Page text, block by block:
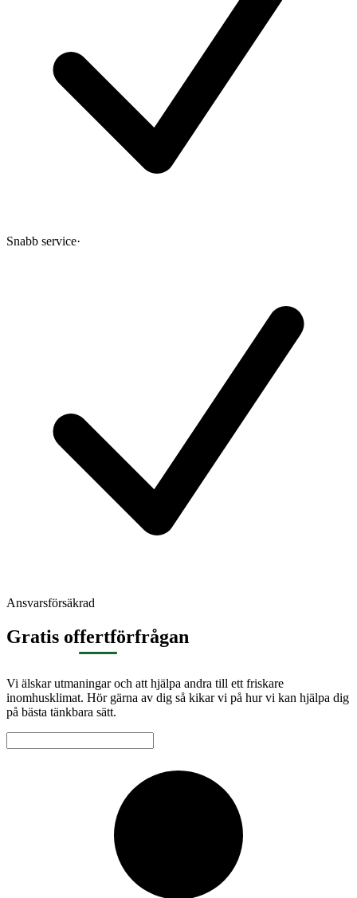
Snabb service·
Ansvarsförsäkrad
Gratis offertförfrågan
Vi älskar utmaningar och att hjälpa andra till ett friskare
inomhusklimat. Hör gärna av dig så kikar vi på hur vi kan hjälpa dig
på bästa tänkbara sätt.